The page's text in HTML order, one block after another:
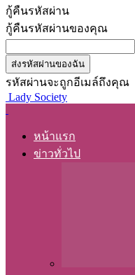
กู้คืนรหัสผ่าน
กู้คืนรหัสผ่านของคุณ
รหัสผ่านจะถูกอีเมล์ถึงคุณ
Lady Society
หน้าแรก
ข่าวทั่วไป